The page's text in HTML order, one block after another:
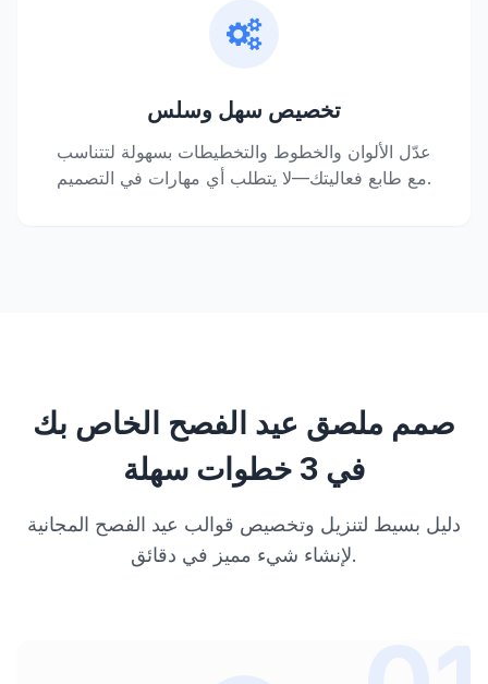
تخصيص سهل وسلس
عدّل الألوان والخطوط والتخطيطات بسهولة لتتناسب
مع طابع فعاليتك—لا يتطلب أي مهارات في التصميم.
صمم ملصق عيد الفصح الخاص بك
في 3 خطوات سهلة
دليل بسيط لتنزيل وتخصيص قوالب عيد الفصح المجانية
لإنشاء شيء مميز في دقائق.